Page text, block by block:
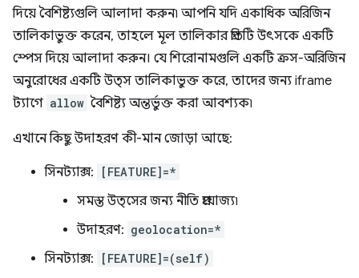
দিয়ে বৈশিষ্ট্যগুলি আলাদা করুন৷ আপনি যদি একাধিক অরিজিন
তালিকাভুক্ত করেন, তাহলে মূল তালিকার প্রতিটি উৎসকে একটি
স্পেস দিয়ে আলাদা করুন। যে শিরোনামগুলি একটি ক্রস-অরিজিন
অনুরোধের একটি উত্স তালিকাভুক্ত করে, তাদের জন্য iframe
ট্যাগে allow বৈশিষ্ট্য অন্তর্ভুক্ত করা আবশ্যক৷
এখানে কিছু উদাহরণ কী-মান জোড়া আছে:
সিনট্যাক্স: [FEATURE]=*
সমস্ত উত্সের জন্য নীতি প্রযোজ্য৷
উদাহরণ: geolocation=*
সিনট্যাক্স: [FEATURE]=(self)